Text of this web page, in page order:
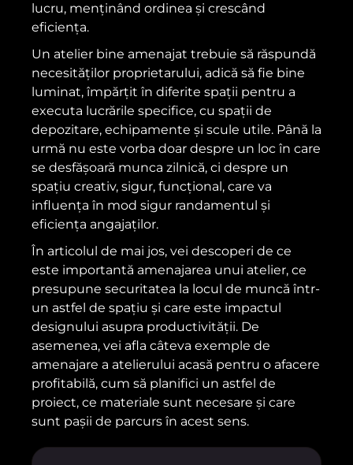
lucru, menținând ordinea și crescând
eficiența.
Un atelier bine amenajat trebuie să răspundă
necesităților proprietarului, adică să fie bine
luminat, împărțit în diferite spații pentru a
executa lucrările specifice, cu spații de
depozitare, echipamente și scule utile. Până la
urmă nu este vorba doar despre un loc în care
se desfășoară munca zilnică, ci despre un
spațiu creativ, sigur, funcțional, care va
influența în mod sigur randamentul și
eficiența angajaților.
În articolul de mai jos, vei descoperi de ce
este importantă amenajarea unui atelier, ce
presupune securitatea la locul de muncă într-
un astfel de spațiu și care este impactul
designului asupra productivității. De
asemenea, vei afla câteva exemple de
amenajare a atelierului acasă pentru o afacere
profitabilă, cum să planifici un astfel de
proiect, ce materiale sunt necesare și care
sunt pașii de parcurs în acest sens.